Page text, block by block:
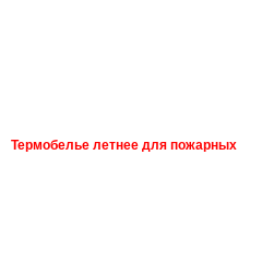
Термобелье летнее для пожарных